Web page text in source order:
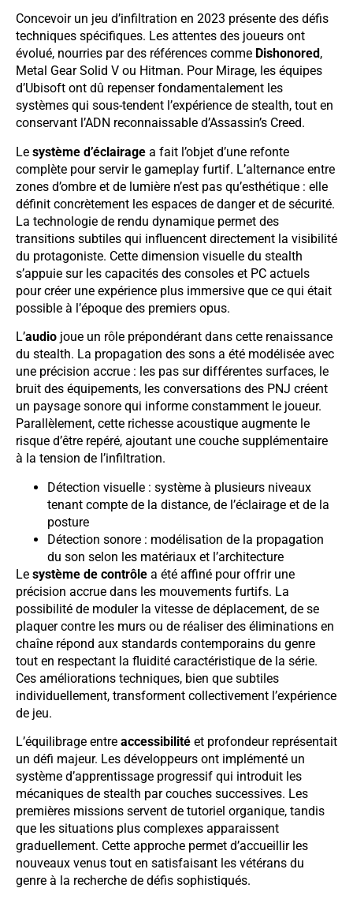
Concevoir un jeu d’infiltration en 2023 présente des défis
techniques spécifiques. Les attentes des joueurs ont
évolué, nourries par des références comme Dishonored ,
Metal Gear Solid V ou Hitman. Pour Mirage, les équipes
d’Ubisoft ont dû repenser fondamentalement les
systèmes qui sous-tendent l’expérience de stealth, tout en
conservant l’ADN reconnaissable d’Assassin’s Creed.
Le système d’éclairage a fait l’objet d’une refonte
complète pour servir le gameplay furtif. L’alternance entre
zones d’ombre et de lumière n’est pas qu’esthétique : elle
définit concrètement les espaces de danger et de sécurité.
La technologie de rendu dynamique permet des
transitions subtiles qui influencent directement la visibilité
du protagoniste. Cette dimension visuelle du stealth
s’appuie sur les capacités des consoles et PC actuels
pour créer une expérience plus immersive que ce qui était
possible à l’époque des premiers opus.
L’audio joue un rôle prépondérant dans cette renaissance
du stealth. La propagation des sons a été modélisée avec
une précision accrue : les pas sur différentes surfaces, le
bruit des équipements, les conversations des PNJ créent
un paysage sonore qui informe constamment le joueur.
Parallèlement, cette richesse acoustique augmente le
risque d’être repéré, ajoutant une couche supplémentaire
à la tension de l’infiltration.
Détection visuelle : système à plusieurs niveaux
tenant compte de la distance, de l’éclairage et de la
posture
Détection sonore : modélisation de la propagation
du son selon les matériaux et l’architecture
Le système de contrôle a été affiné pour offrir une
précision accrue dans les mouvements furtifs. La
possibilité de moduler la vitesse de déplacement, de se
plaquer contre les murs ou de réaliser des éliminations en
chaîne répond aux standards contemporains du genre
tout en respectant la fluidité caractéristique de la série.
Ces améliorations techniques, bien que subtiles
individuellement, transforment collectivement l’expérience
de jeu.
L’équilibrage entre accessibilité et profondeur représentait
un défi majeur. Les développeurs ont implémenté un
système d’apprentissage progressif qui introduit les
mécaniques de stealth par couches successives. Les
premières missions servent de tutoriel organique, tandis
que les situations plus complexes apparaissent
graduellement. Cette approche permet d’accueillir les
nouveaux venus tout en satisfaisant les vétérans du
genre à la recherche de défis sophistiqués.